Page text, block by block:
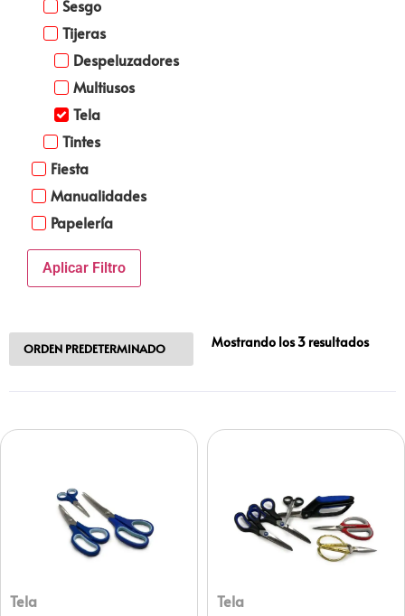
Sesgo
Tijeras
Despeluzadores
Multiusos
Tela
Tintes
Fiesta
Manualidades
Papelería
Aplicar Filtro
Mostrando los 3 resultados
Tela Tela